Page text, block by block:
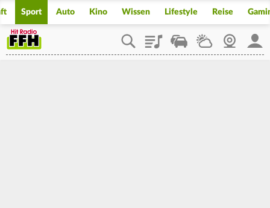
Sport Auto Kino Wissen Lifestyle Reise
PlaylistStaupilotWetterWebcam